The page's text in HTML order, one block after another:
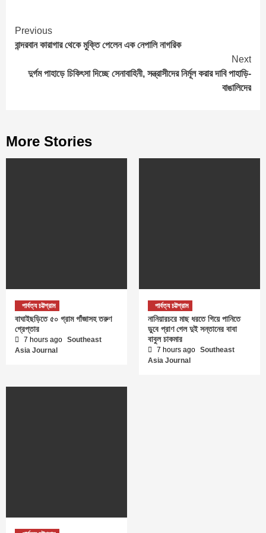
Continue
Reading
Previous
বান্দরবান কারাগার থেকে মুক্তি পেলেন এক নেপালি নাগরিক
Next
দুর্গম পাহাড়ে চিকিৎসা দিচ্ছে সেনাবাহিনী, সন্ত্রাসীদের নির্মূল করার দাবি পাহাড়ি-
বাঙালিদের
More Stories
পার্বত্য চট্টগ্রাম
বাঘাইছড়িতে ৫০ গ্রাম গাঁজাসহ তরুণ
গ্রেপ্তার
7 hours ago Southeast
Asia Journal
পার্বত্য চট্টগ্রাম
নানিয়ারচরে মাছ ধরতে গিয়ে পানিতে
ডুবে প্রাণ গেল দুই সন্তানের বাবা
বাবুল চাকমার
7 hours ago Southeast
Asia Journal